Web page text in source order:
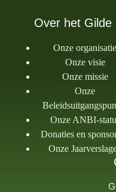
Over het Gilde
Onze organisatie
Onze visie
Onze missie
Onze
Onze ANBI-
Donaties en
Onze